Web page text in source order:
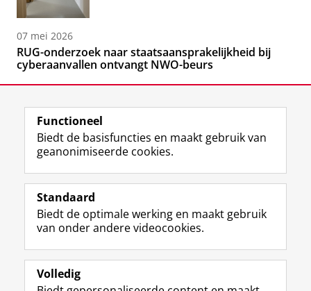
07 mei 2026
RUG-onderzoek naar staatsaansprakelijkheid bij
cyberaanvallen ontvangt NWO-beurs
Volg de RUG
F
a
e
b
o
p
L
i
k
e
I
-
R
S
-
f
e
R
I
n
t
r
m
Y
o
T
e
k
Studiekiezers
Alumni
Functioneel
Biedt de basisfuncties en maakt gebruik van
geanonimiseerde cookies.
Standaard
Biedt de optimale werking en maakt gebruik
van onder andere videocookies.
Volledig